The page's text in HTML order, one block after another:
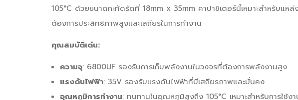
105°C ด้วยขนาดกะทัดรัดที่ 18mm x 35mm คาปาซิเตอร์นี้เหมาะสำหรับแ
ต้องการประสิทธิภาพสูงและเสถียรในการทำงาน
คุณสมบัติเด่น:
ความจุ: 6800UF รองรับการเก็บพลังงานในวงจรที่ต้องการพลังงานสูง
แรงดันไฟฟ้า: 35V รองรับแรงดันไฟฟ้าที่มีเสถียรภาพและมั่นคง
อุณหภูมิการทำงาน: ทนทานในอุณหภูมิสูงถึง 105°C เหมาะสำหรับการใช้ง